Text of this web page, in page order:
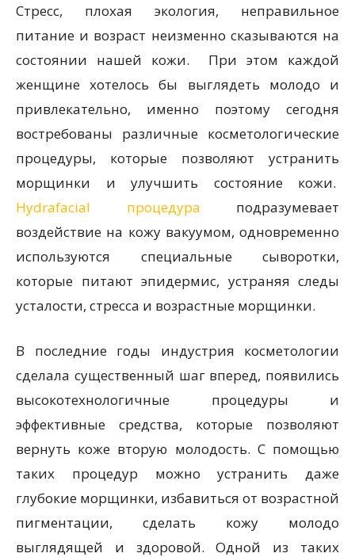
Стресс, плохая экология, неправильное
питание и возраст неизменно сказываются на
состоянии нашей кожи. При этом каждой
женщине хотелось бы выглядеть молодо и
привлекательно, именно поэтому сегодня
востребованы различные косметологические
процедуры, которые позволяют устранить
морщинки и улучшить состояние кожи.
Hydrafacial процедура подразумевает
воздействие на кожу вакуумом, одновременно
используются специальные сыворотки,
которые питают эпидермис, устраняя следы
усталости, стресса и возрастные морщинки.
В последние годы индустрия косметологии
сделала существенный шаг вперед, появились
высокотехнологичные процедуры и
эффективные средства, которые позволяют
вернуть коже вторую молодость. С помощью
таких процедур можно устранить даже
глубокие морщинки, избавиться от возрастной
пигментации, сделать кожу молодо
выглядящей и здоровой. Одной из таких